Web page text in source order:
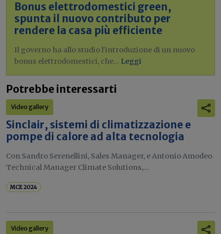
Bonus elettrodomestici green,
spunta il nuovo contributo per
rendere la casa più efficiente
Il governo ha allo studio l'introduzione di un nuovo
bonus elettrodomestici, che... Leggi
Potrebbe interessarti
Video gallery
Sinclair, sistemi di climatizzazione e
pompe di calore ad alta tecnologia
Con Sandro Serenellini, Sales Manager, e Antonio Amodeo
Technical Manager Climate Solutions,...
MCE 2024
Video gallery